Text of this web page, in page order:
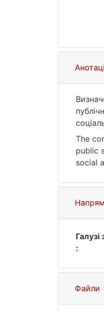
The
public
social
Галузі
:
Файли